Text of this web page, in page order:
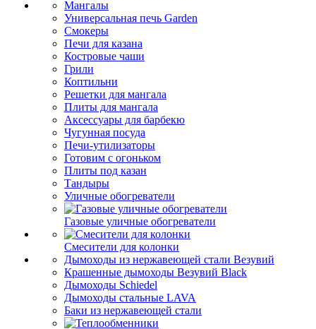
Мангалы
Универсальная печь Garden
Смокеры
Печи для казана
Костровые чаши
Грили
Коптильни
Решетки для мангала
Плиты для мангала
Аксессуары для барбекю
Чугунная посуда
Печи-утилизаторы
Готовим с огоньком
Плиты под казан
Тандыры
Уличные обогреватели
Газовые уличные обогреватели
Смесители для колонки
Дымоходы из нержавеющей стали Везувий
Крашенные дымоходы Везувий Black
Дымоходы Schiedel
Дымоходы стальные LAVA
Баки из нержавеющей стали